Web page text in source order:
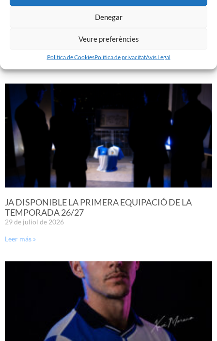
Denegar
Veure preferències
Politica de CookiesPolitica de privacitatAvis Legal
GASTÓN VALLES, NOU JUGADOR DEL CE SABADELL
JA DISPONIBLE LA PRIMERA EQUIPACIÓ DE LA
TEMPORADA 26/27
29 de juliol de 2026
Leer más »